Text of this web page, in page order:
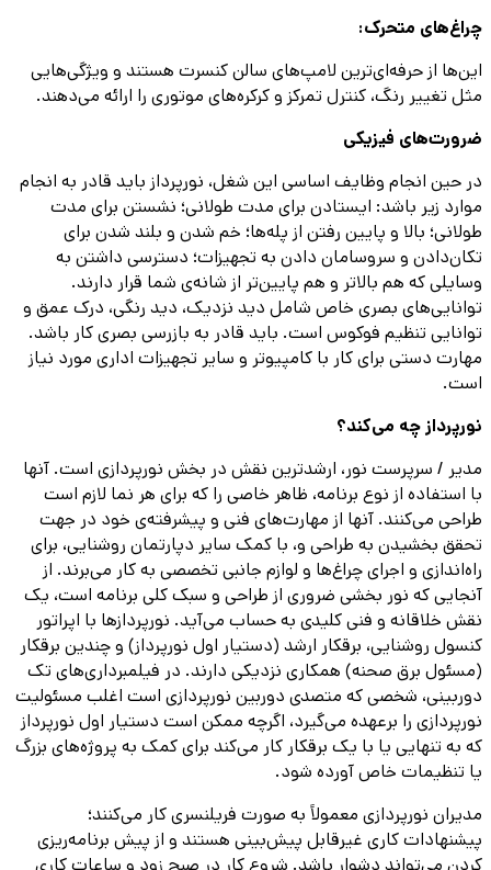
چراغ‌های متحرک:
این‌ها از حرفه‌ای‌ترین لامپ‌های سالن کنسرت هستند و ویژگی‌هایی
مثل تغییر رنگ، کنترل تمرکز و کرکره‌های موتوری را ارائه می‌دهند.
ضرورت‌های فیزیکی
در حین انجام وظایف اساسی این شغل، نورپرداز باید قادر به انجام
موارد زیر باشد: ایستادن برای مدت طولانی؛ نشستن برای مدت
طولانی؛ بالا و پایین رفتن از پله‌ها؛ خم شدن و بلند شدن برای
تکان‌دادن و سروسامان دادن به تجهیزات؛ دسترسی داشتن به
وسایلی که هم بالاتر و هم پایین‌تر از شانه‌ی شما قرار دارند.
توانایی‌های بصری خاص شامل دید نزدیک، دید رنگی، درک عمق و
توانایی تنظیم فوکوس است. باید قادر به بازرسی بصری کار باشد.
مهارت دستی برای کار با کامپیوتر و سایر تجهیزات اداری مورد نیاز
است.
نورپرداز چه می‌کند؟
مدیر / سرپرست نور، ارشدترین نقش در بخش نورپردازی است. آنها
با استفاده از نوع برنامه، ظاهر خاصی را که برای هر نما لازم است
طراحی می‌کنند. آنها از مهارت‌های فنی و پیشرفته‌ی خود در جهت
تحقق بخشیدن به طراحی و، با کمک سایر دپارتمان روشنایی، برای
راه‌اندازی و اجرای چراغ‌ها و لوازم جانبی تخصصی به کار می‌برند. از
آنجایی که نور بخشی ضروری از طراحی و سبک کلی برنامه است، یک
نقش خلاقانه و فنی کلیدی به حساب می‌آید. نورپردازها با اپراتور
کنسول روشنایی، برقکار ارشد (دستیار اول نورپرداز) و چندین برقکار
(مسئول برق صحنه) همکاری نزدیکی دارند. در فیلمبرداری‌های تک
دوربینی، شخصی که متصدی دوربین نورپردازی است اغلب مسئولیت
نورپردازی را برعهده می‌گیرد، اگرچه ممکن است دستیار اول نورپرداز
که به تنهایی یا با یک برقکار کار می‌کند برای کمک به پروژه‌های بزرگ
یا تنظیمات خاص آورده شود.
مدیران نورپردازی معمولاً به صورت فریلنسری کار می‌کنند؛
پیشنهادات کاری غیرقابل پیش‌بینی هستند و از پیش برنامه‌ریزی